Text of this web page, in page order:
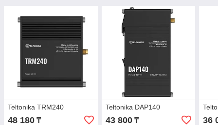
Teltonika TRM240
48 180 ₸
Teltonika DAP140
43 800₸ 36